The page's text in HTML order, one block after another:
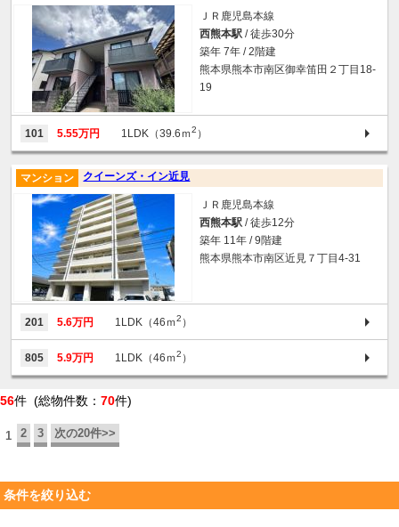
ＪＲ鹿児島本線
西熊本駅 / 徒歩30分
築年 7年 / 2階建
熊本県熊本市南区御幸笛田２丁目18-
19
101 5.55万円 1LDK（39.6ｍ2 ）
クイーンズ・イン近見
マンション
ＪＲ鹿児島本線
西熊本駅 / 徒歩12分
築年 11年 / 9階建
熊本県熊本市南区近見７丁目4-31
201 5.6万円 1LDK（46ｍ2 ）
805 5.9万円 1LDK（46ｍ2 ）
56件 (総物件数： 70件)
1 2 3 次の20件>>
条件を絞り込む